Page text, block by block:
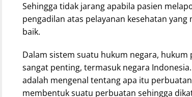
Sehingga tidak jarang apabila pasien
pengadilan atas pelayanan kesehatan
baik.
Dalam sistem suatu hukum negara,
sangat penting, termasuk negara
adalah mengenal tentang apa itu
membentuk suatu perbuatan sehingga